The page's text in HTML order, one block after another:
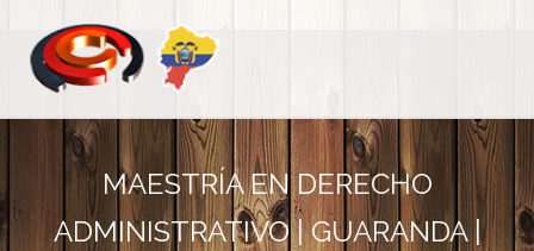
MAESTRÍA EN DERECHO
ADMINISTRATIVO | GUARANDA |